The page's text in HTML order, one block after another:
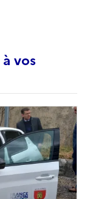
vos